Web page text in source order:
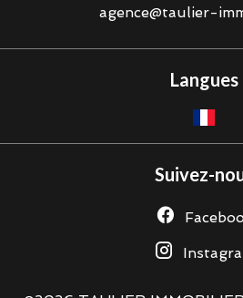
agence@taulier-
Langues
Suivez-